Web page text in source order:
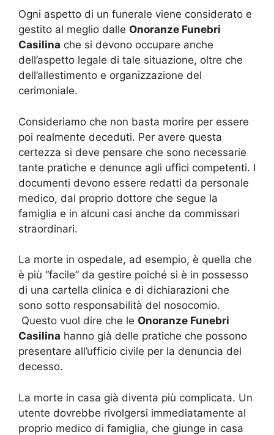
Ogni aspetto di un funerale viene considerato e
gestito al meglio dalle Onoranze Funebri
Casilina che si devono occupare anche
dell’aspetto legale di tale situazione, oltre che
dell’allestimento e organizzazione del
cerimoniale.
Consideriamo che non basta morire per essere
poi realmente deceduti. Per avere questa
certezza si deve pensare che sono necessarie
tante pratiche e denunce agli uffici competenti. I
documenti devono essere redatti da personale
medico, dal proprio dottore che segue la
famiglia e in alcuni casi anche da commissari
straordinari.
La morte in ospedale, ad esempio, è quella che
è più “facile” da gestire poiché si è in possesso
di una cartella clinica e di dichiarazioni che
sono sotto responsabilità del nosocomio.
Questo vuol dire che le Onoranze Funebri
Casilina hanno già delle pratiche che possono
presentare all’ufficio civile per la denuncia del
decesso.
La morte in casa già diventa più complicata. Un
utente dovrebbe rivolgersi immediatamente al
proprio medico di famiglia, che giunge in casa